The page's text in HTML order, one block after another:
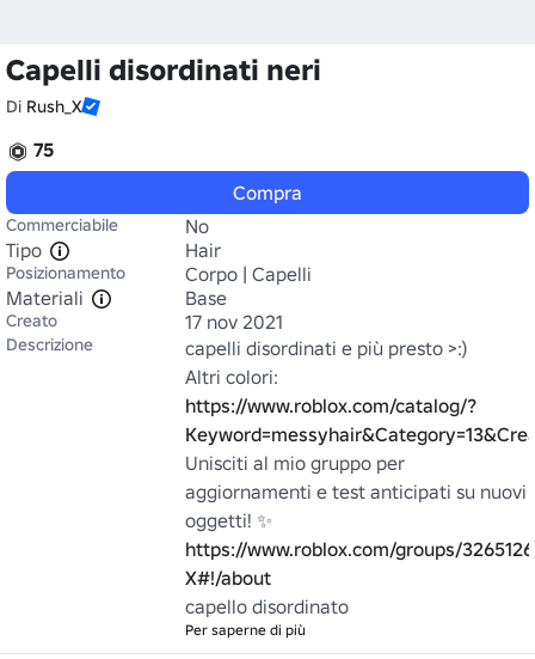
Capelli disordinati neri
Di Rush_X
75
Compra
Commerciabile
No
Tipo
Hair
Posizionamento
Corpo | Capelli
Materiali
Base
Creato 17 nov 2021
Descrizione
capelli disordinati e più presto >:)
https://www.roblox.com/catalog/?
Unisciti al mio gruppo per
aggiornamenti e test anticipati su nuovi
https://www.roblox.com/groups/
X#!/about
capello disordinato
Per saperne di più